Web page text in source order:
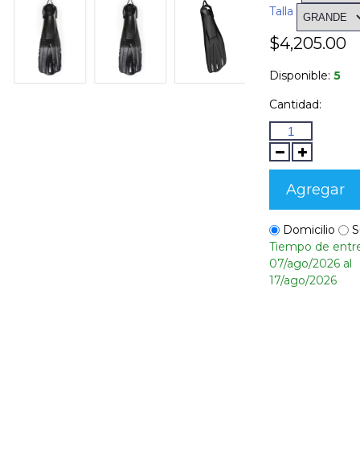
Talla
$4,205.00
Disponible: 5
Cantidad:
Agregar
Domicilio
Tiempo de
07/ago/2026 al
17/ago/2026